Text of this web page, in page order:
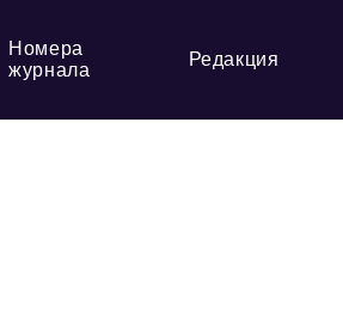
Номера
журнала
Редакция